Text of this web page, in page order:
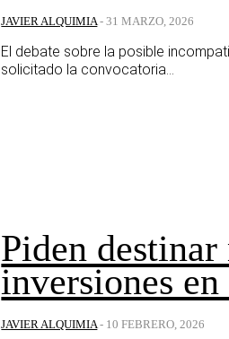
JAVIER ALQUIMIA - 31 MARZO, 2026
El debate sobre la posible
solicitado la convocatoria...
Piden
inversiones en
JAVIER ALQUIMIA - 10 FEBRERO, 2026